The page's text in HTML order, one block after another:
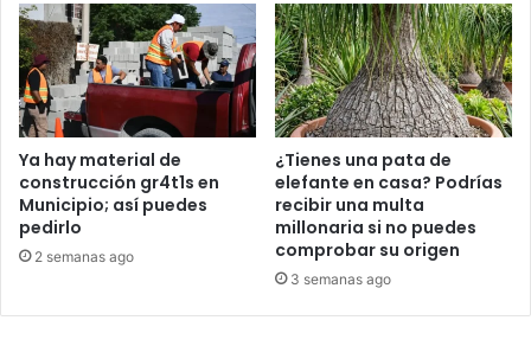
Ya hay material de
construcción gr4t1s en
Municipio; así puedes
pedirlo
2 semanas ago
¿Tienes una pata de
elefante en casa? Podrías
recibir una multa
millonaria si no puedes
comprobar su origen
3 semanas ago